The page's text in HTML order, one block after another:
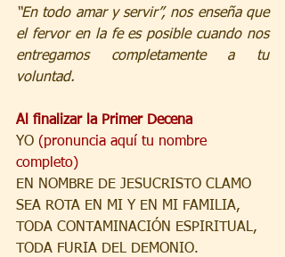
“En todo amar y servir”, nos enseña que
el fervor en la fe es posible cuando nos
entregamos completamente a tu
voluntad.
Al finalizar la Primer Decena
YO (pronuncia aquí tu nombre
completo)
EN NOMBRE DE JESUCRISTO CLAMO
SEA ROTA EN MI Y EN MI FAMILIA,
TODA CONTAMINACIÓN ESPIRITUAL,
TODA FURIA DEL DEMONIO.